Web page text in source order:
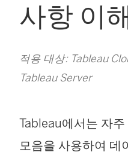
사항 이
적용 대상: Tableau
Tableau Server
Tableau에서는 자
모음을 사용하여 데